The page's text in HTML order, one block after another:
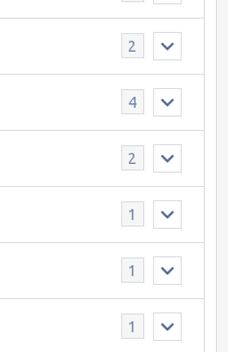
2
4
2
1
1
1